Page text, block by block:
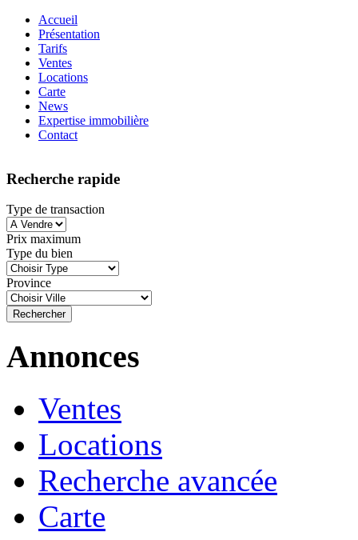
Accueil
Présentation
Tarifs
Ventes
Locations
Carte
News
Expertise immobilière
Contact
Recherche rapide
Type de transaction
Prix maximum
Type du bien
Province
Annonces
Ventes
Locations
Recherche avancée
Carte